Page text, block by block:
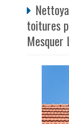
toitures